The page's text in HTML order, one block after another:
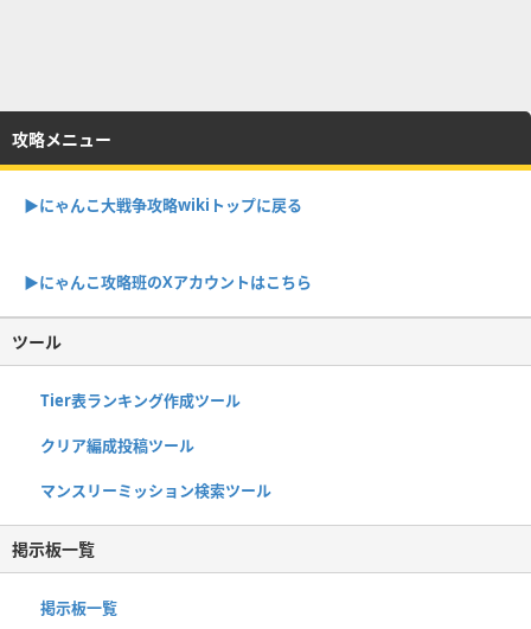
攻略メニュー
▶︎にゃんこ大戦争攻略wikiトップに戻る
▶︎にゃんこ攻略班のXアカウントはこちら
ツール
Tier表ランキング作成ツール
クリア編成投稿ツール
マンスリーミッション検索ツール
掲示板一覧
掲示板一覧